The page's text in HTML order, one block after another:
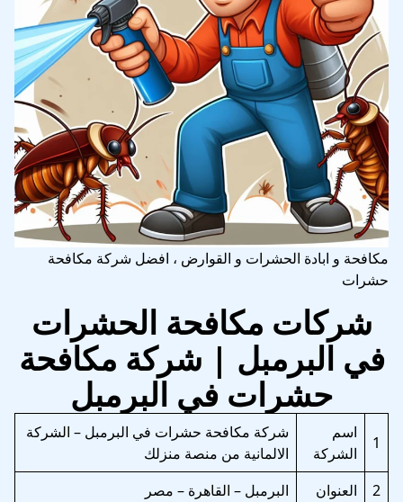
مكافحة و ابادة الحشرات و القوارض ، افضل شركة مكافحة
حشرات
شركات مكافحة الحشرات
في البرمبل | شركة مكافحة
حشرات في البرمبل
1
اسم
الشركة
شركة مكافحة حشرات في البرمبل – الشركة
الالمانية من منصة منزلك
2
العنوان البرمبل – القاهرة – مصر